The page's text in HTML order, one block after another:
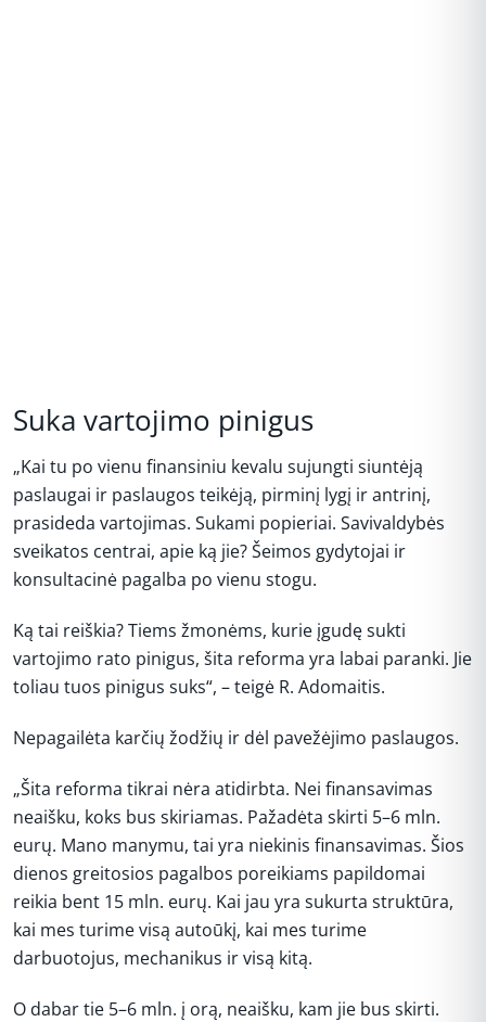
Suka vartojimo pinigus
„Kai tu po vienu finansiniu kevalu sujungti siuntėją
paslaugai ir paslaugos teikėją, pirminį lygį ir antrinį,
prasideda vartojimas. Sukami popieriai. Savivaldybės
sveikatos centrai, apie ką jie? Šeimos gydytojai ir
konsultacinė pagalba po vienu stogu.
Ką tai reiškia? Tiems žmonėms, kurie įgudę sukti
vartojimo rato pinigus, šita reforma yra labai paranki. Jie
toliau tuos pinigus suks“, – teigė R. Adomaitis.
Nepagailėta karčių žodžių ir dėl pavežėjimo paslaugos.
„Šita reforma tikrai nėra atidirbta. Nei finansavimas
neaišku, koks bus skiriamas. Pažadėta skirti 5–6 mln.
eurų. Mano manymu, tai yra niekinis finansavimas. Šios
dienos greitosios pagalbos poreikiams papildomai
reikia bent 15 mln. eurų. Kai jau yra sukurta struktūra,
kai mes turime visą autoūkį, kai mes turime
darbuotojus, mechanikus ir visą kitą.
O dabar tie 5–6 mln. į orą, neaišku, kam jie bus skirti.